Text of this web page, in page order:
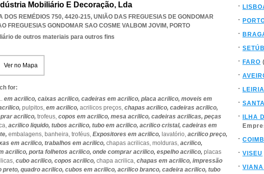
Mobiliário E Decoração, Lda
DOS REMÉDIOS 750, 4420-215, UNIÃO DAS FREGUESIAS DE GONDOMAR
FREGUESIAS GONDOMAR SAO COSME VALBOM JOVIM, PORTO
de outros materiais para outros fins
Ver no Mapa
for:
em acrilico, caixas acrilico, cadeiras em acrilico, placa acrilico, moveis em
pulpitos, em acrilico, acrilicos preços, chapas acrilico, cadeiras acrilico,
acrilico, trofeus, copos em acrilico, mesa acrilico, cadeiras acrilicas, peças
acrilico liquido, tubos acrilico, tubo em acrilico, acrilico cristal, cadeiras em
embalagens, banheira, troféus, Expositores em acrilico, lavatório, acrilico preço,
em acrilico, trabalhos em acrilico, chapas acrilicas, molduras, acrilico,
acrilico, porta folhetos acrilico, onde comprar acrilico, espelho acrilico, placas
cubo acrilico, copos acrilico, chapa acrilica, chapas em acrilico, impressão
preto, quadro acrilico, cubos em acrilico, acrilico branco, cadeira acrilico, tubo
FARO
LEIRIA
ILHA
VISEU